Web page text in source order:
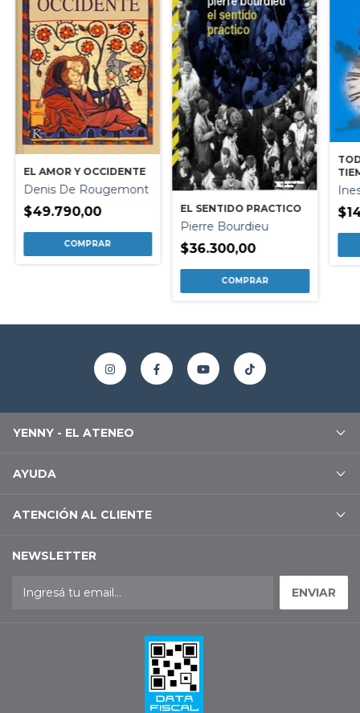
EL AMOR Y OCCIDENTE
Denis De Rougemont
$49.790,00 EL SENTIDO PRACTICO
Pierre Bourdieu
$36.300,00
YENNY - EL ATENEO
AYUDA
ATENCIÓN AL CLIENTE
NEWSLETTER